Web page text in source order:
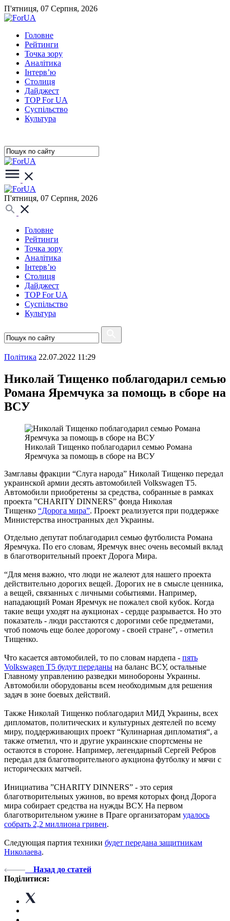
П'ятниця, 07 Серпня, 2026
Головне
Рейтинги
Точка зору
Аналітика
Інтерв’ю
Столиця
Дайджест
TOP For UA
Суспiльство
Культура
П'ятниця, 07 Серпня, 2026
Головне
Рейтинги
Точка зору
Аналітика
Інтерв’ю
Столиця
Дайджест
TOP For UA
Суспiльство
Культура
Полiтика 22.07.2022 11:29
Николай Тищенко поблагодарил семью
Романа Яремчука за помощь в сборе на
ВСУ
Николай Тищенко поблагодарил семью Романа
Яремчука за помощь в сборе на ВСУ
Замглавы фракции “Слуга народа” Николай Тищенко передал
украинской армии десять автомобилей Volkswagen Т5.
Автомобили приобретены за средства, собранные в рамках
проекта ”CHARITY DINNERS” фонда Николая
Тищенко “Дорога мира”. Проект реализуется при поддержке
Министерства иностранных дел Украины.
Отдельно депутат поблагодарил семью футболиста Романа
Яремчука. По его словам, Яремчук внес очень весомый вклад
в благотворительный проект Дорога Мира.
“Для меня важно, что люди не жалеют для нашего проекта
действительно дорогих вещей. Дорогих не в смысле ценника,
а вещей, связанных с личными событиями. Например,
нападающий Роман Яремчук не пожалел свой кубок. Когда
такие вещи уходят на аукционах - сердце разрывается. Но это
показатель - люди расстаются с дорогими себе предметами,
чтоб помочь еще более дорогому - своей стране”, - отметил
Тищенко.
Что касается автомобилей, то по словам нардепа - пять
Volkswagen Т5 будут переданы на баланс ВСУ, остальные
Главному управлению разведки минобороны Украины.
Автомобили оборудованы всем необходимым для решения
задач в зоне боевых действий.
Также Николай Тищенко поблагодарил МИД Украины, всех
дипломатов, политических и культурных деятелей по всему
миру, поддерживающих проект “Кулинарная дипломатия“, а
также отметил, что и другие украинские спортсмены не
остаются в стороне. Например, легендарный Сергей Ребров
передал для благотворительного аукциона футболку и мячи с
исторических матчей.
Инициатива ”CHARITY DINNERS” - это серия
благотворительных ужинов, во время которых фонд Дорога
мира собирает средства на нужды ВСУ. На первом
благотворительном ужине в Праге организаторам удалось
собрать 2,2 миллиона гривен.
Следующая партия техники будет передана защитникам
Николаева.
Назад до статей
Поділитися: